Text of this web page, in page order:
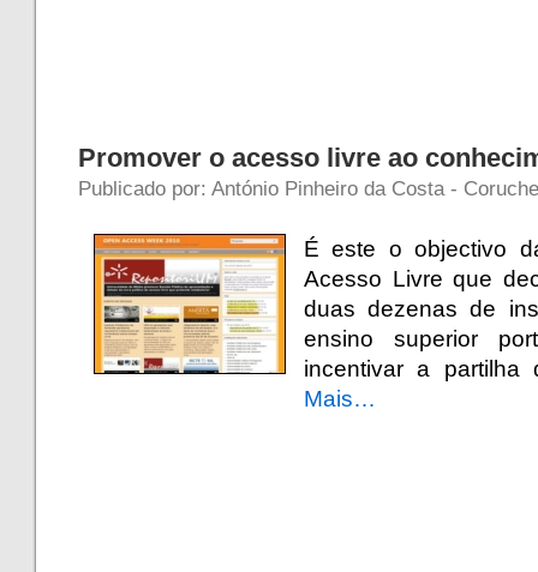
Promover o acesso livre ao
Publicado por: António Pinheiro da Costa -
É este o objectivo
Acesso Livre que
duas dezenas de
ensino superior
incentivar a partilha
Mais…